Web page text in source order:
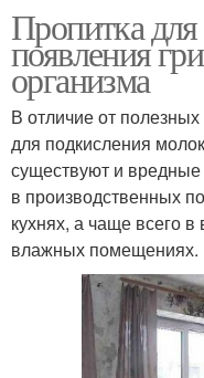
Пропитка
появления
организма
В отличие от
для подкисления
существуют и
в производственных
кухнях, а чаще всего
влажных помещениях.